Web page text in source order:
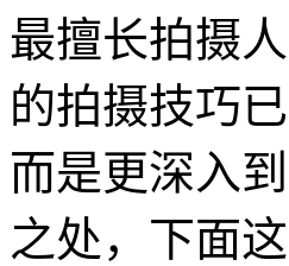
最擅长拍摄
的拍摄技巧
而是更深入
之处，下面